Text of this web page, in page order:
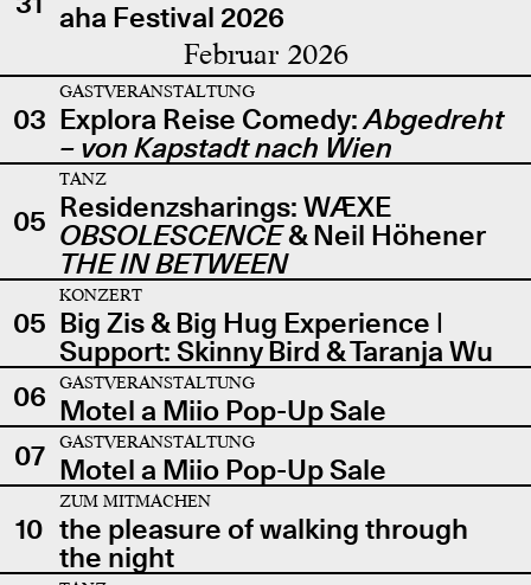
aha Festival 2026
Februar 2026
03
GASTVERANSTALTUNG
Explora Reise Comedy:Abgedreht
– von Kapstadt nach Wien
05
TANZ
Residenzsharings: WÆXE
OBSOLESCENCE& Neil Höhener
THE IN BETWEEN
05
KONZERT
Big Zis & Big Hug Experience |
Support: Skinny Bird & Taranja Wu
06
GASTVERANSTALTUNG
Motel a Miio Pop-Up Sale
07
GASTVERANSTALTUNG
Motel a Miio Pop-Up Sale
10
ZUM MITMACHEN
the pleasure of walking through
the night